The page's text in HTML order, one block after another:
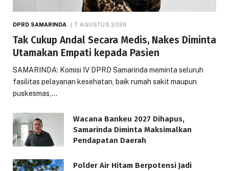
DPRD SAMARINDA 7 AGUSTUS 2026
Tak Cukup Andal Secara Medis, Nakes Diminta
Utamakan Empati kepada Pasien
SAMARINDA: Komisi IV DPRD Samarinda meminta seluruh
fasilitas pelayanan kesehatan, baik rumah sakit maupun
puskesmas,…
Wacana Bankeu 2027 Dihapus,
Samarinda Diminta Maksimalkan
Pendapatan Daerah
Polder Air Hitam Berpotensi Jadi